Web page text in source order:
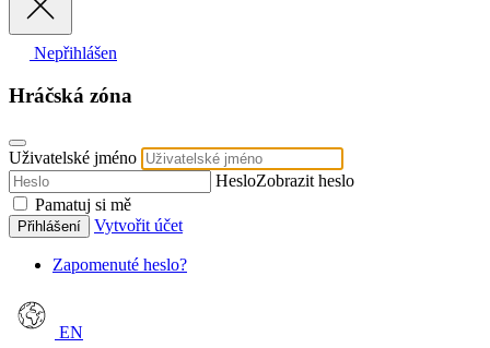
Nepřihlášen
Hráčská zóna
Uživatelské jméno
HesloZobrazit heslo
Pamatuj si mě
Přihlášení Vytvořit účet
Zapomenuté heslo?
EN